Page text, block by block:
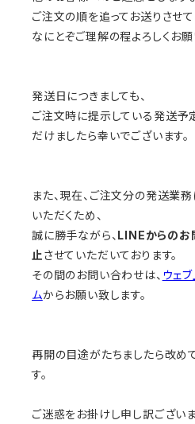
ご注文の順を追ってお送りさせて
なにとぞご理解の程よろしくお願
発送日につきましても、
ご注文時に提示している発送予
だけましたら幸いでございます。
また、現在、ご注文分の発送業
いただくため、
誠に勝手ながら、 LINEからのお
止させていただいております。
その間のお問い合わせは、 ウェ
ムからお願い致します。
再開の目途がたちましたら改め
す。
ご迷惑をお掛けし申し訳ございま